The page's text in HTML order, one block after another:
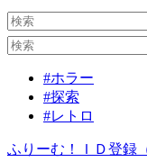
#ホラー
#探索
#レトロ
ふりーむ！ＩＤ登録